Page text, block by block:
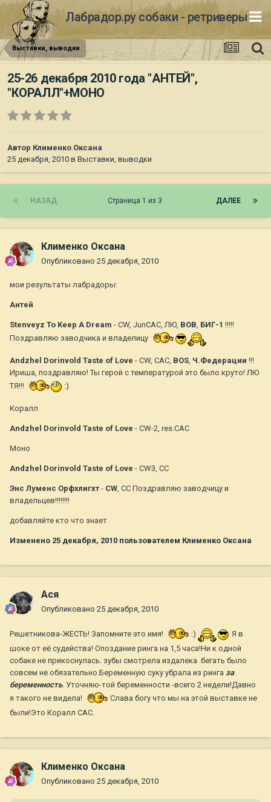
Лабрадор.ру собаки - ретриверы
Выставки, выводки
25-26 декабря 2010 года "АНТЕЙ",
"КОРАЛЛ"+МОНО
Автор Клименко Оксана
25 декабря, 2010 в Выставки, выводки
НАЗАД ДАЛЕЕ
Страница 1 из 3
Клименко Оксана
Опубликовано 25 декабря, 2010
мои результаты лабрадоры:
Антей
Stenveyz To Keep A Dream - CW, JunCAC, ЛЮ, ВОВ, БИГ-1 !!!!!
Поздравляю заводчика и владелицу
Andzhel Dorinvold Taste of Love - CW, CAC, BOS, Ч.Федерации !!!
Ириша, поздравляю! Ты герой с температурой это было круто! ЛЮ
ТЯ!!!
:)
Коралл
Andzhel Dorinvold Taste of Love - CW-2, res.CAC
Моно
Andzhel Dorinvold Taste of Love - CW3, CC
Энс Луменс Орфхлигхт - CW, CC Поздравляю заводчицу и
владельцев!!!!!!!!
добавляйте кто что знает
Изменено 25 декабря, 2010 пользователем Клименко Оксана
Ася
Опубликовано 25 декабря, 2010
Решетникова-ЖЕСТЬ! Запомните это имя! :)
Я в
шоке от её судейства! Опоздание ринга на 1,5 часа!Ни к одной
собаке не прикоснулась. зубы смотрела издалека .бегать было
совсем не обязательно.Беременную суку убрала из ринга за
беременность. Уточняю-той беременности -всего 2 недели!Давно
я такого не видела!
Слава богу что мы на этой выставке не
были!Это Коралл САС.
Клименко Оксана
Опубликовано 25 декабря, 2010